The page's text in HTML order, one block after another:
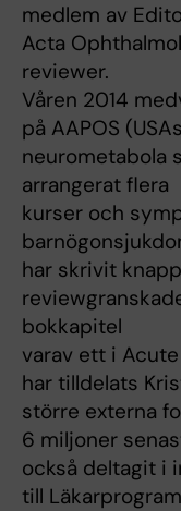
medlem av
Acta
reviewer.
Våren 2014
på AAPOS
neurometabola
arrangerat flera
kurser och
har skrivit
bokkapitel
varav ett i
har tilldelats
större externa
6 miljoner
också deltagit i
till